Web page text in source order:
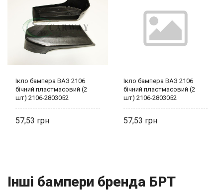
Ікло бампера ВАЗ 2106
бічний пластмасовий (2
шт) 2106-2803052
57,53
Ікло бампера ВАЗ 2106
бічний пластмасовий (2
шт) 2106-2803052
57,53
Інші бампери бренда БРТ